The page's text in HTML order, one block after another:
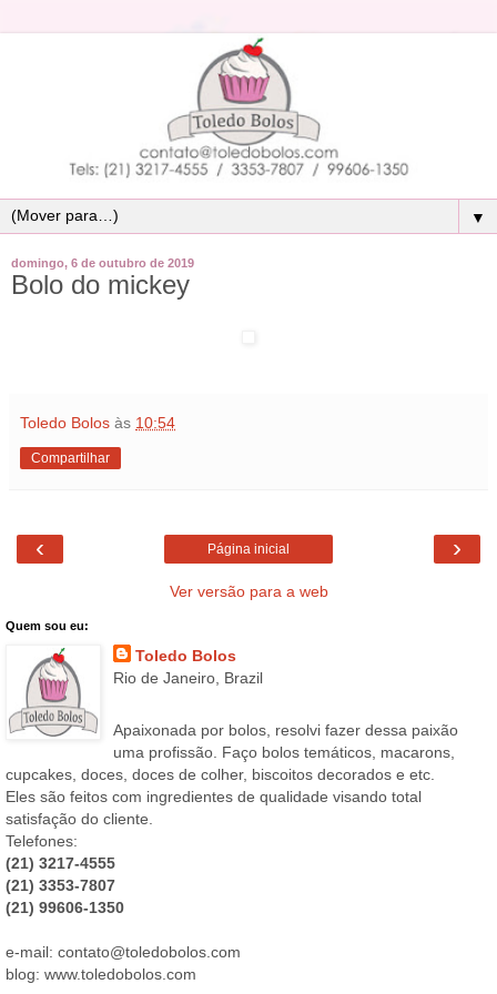
▼
domingo, 6 de outubro de 2019
Bolo do mickey
Toledo Bolos às 10:54
Compartilhar
‹ ›
Página inicial
Ver versão para a web
Quem sou eu:
Toledo Bolos
Rio de Janeiro, Brazil
Apaixonada por bolos, resolvi fazer dessa paixão
uma profissão. Faço bolos temáticos, macarons,
cupcakes, doces, doces de colher, biscoitos decorados e etc.
Eles são feitos com ingredientes de qualidade visando total
satisfação do cliente.
Telefones:
(21) 3217-4555
(21) 3353-7807
(21) 99606-1350
e-mail: contato@toledobolos.com
blog: www.toledobolos.com